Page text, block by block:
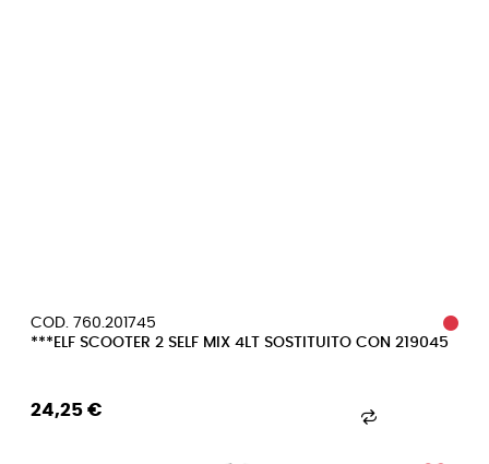
COD. 760.201745
***ELF SCOOTER 2 SELF MIX 4LT SOSTITUITO CON 219045
24,25 €